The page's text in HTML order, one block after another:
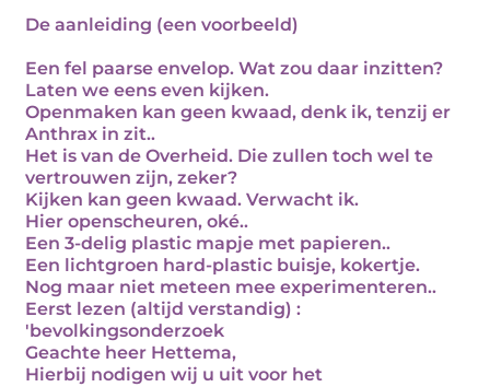
De aanleiding (een voorbeeld)
Een fel paarse envelop. Wat zou daar inzitten?
Laten we eens even kijken.
Openmaken kan geen kwaad, denk ik, tenzij er
Anthrax in zit..
Het is van de Overheid. Die zullen toch wel te
vertrouwen zijn, zeker?
Kijken kan geen kwaad. Verwacht ik.
Hier openscheuren, oké..
Een 3-delig plastic mapje met papieren..
Een lichtgroen hard-plastic buisje, kokertje.
Nog maar niet meteen mee experimenteren..
Eerst lezen (altijd verstandig) :
'bevolkingsonderzoek
Geachte heer Hettema,
Hierbij nodigen wij u uit voor het